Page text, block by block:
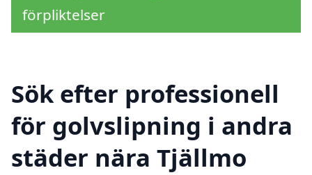
förpliktelser
Sök efter professionell
för golvslipning i andra
städer nära Tjällmo